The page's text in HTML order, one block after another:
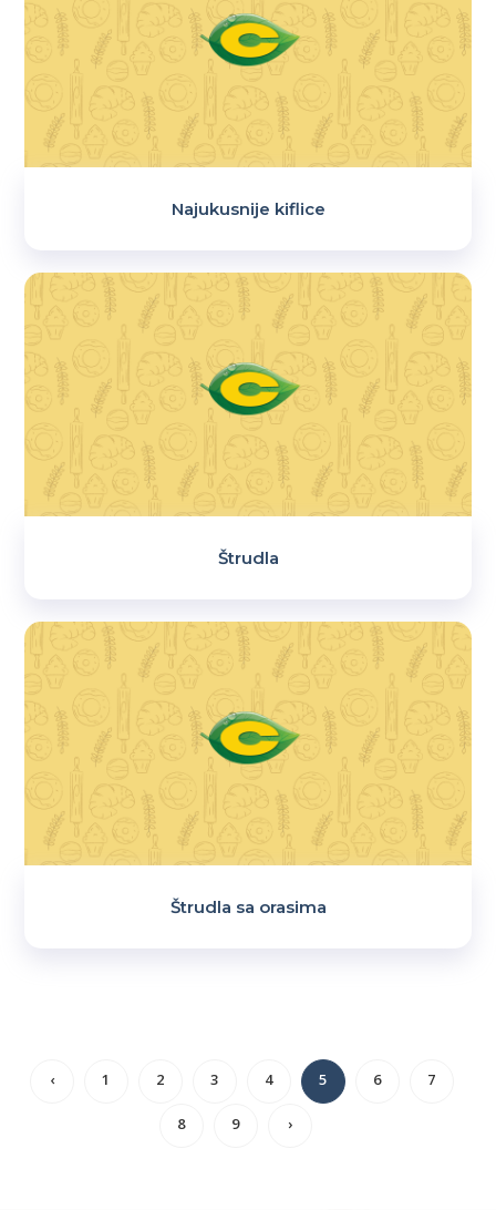
Najukusnije kiflice
Štrudla
Štrudla sa orasima
‹ 1 2 3 4 5 6 7
8 9 ›